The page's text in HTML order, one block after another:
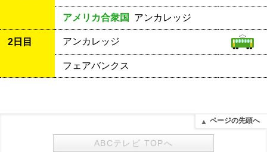
アメリカ合衆国 アンカレッジ
2日目 アンカレッジ
フェアバンクス
ページの先頭へ
ABCテレビ TOPへ